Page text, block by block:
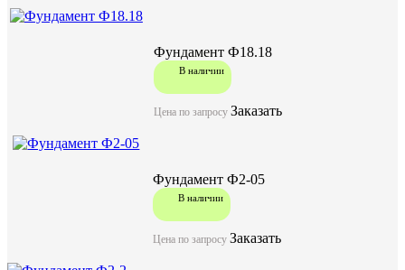
В наличии
Фундамент Ф18.18
Цена по запросу Заказать
В наличии
Фундамент Ф2-05
Цена по запросу Заказать